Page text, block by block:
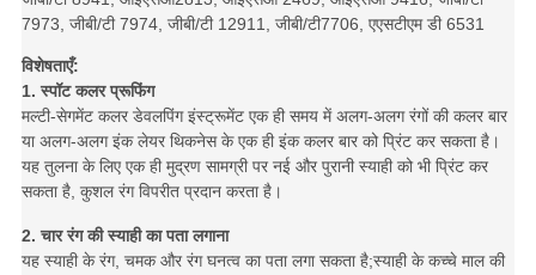
7973, जीबी/टी 7974, जीबी/टी 12911, जीबी/टी7706, एएसटीएम डी 6531
विशेषताएँ:
1. स्पॉट कलर प्रूफिंग
मल्टी-सेगमेंट कलर डेवलपिंग इंस्ट्रूमेंट एक ही समय में अलग-अलग रंगों की कलर बार
या अलग-अलग इंक लेयर थिकनेस के एक ही इंक कलर बार को प्रिंट कर सकता है।
यह तुलना के लिए एक ही मुद्रण सामग्री पर नई और पुरानी स्याही को भी प्रिंट कर
सकता है, कुशल रंग विपरीत प्रदान करता है।
2. चार रंग की स्याही का पता लगाना
यह स्याही के रंग, चमक और रंग घनत्व का पता लगा सकता है;स्याही के कच्चे माल की